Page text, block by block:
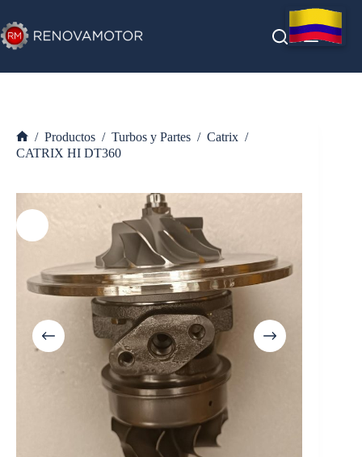
al
contenido
Inicio
/ Productos / Turbos y Partes / Catrix /
CATRIX HI DT360